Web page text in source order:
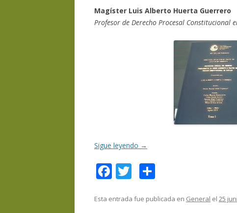
Magíster Luis Alberto Huerta Guerrero
Profesor de Derecho Procesal Constitucional
Sigue leyendo →
F
e
T
itt m
Esta entrada fue publicada en General el 25